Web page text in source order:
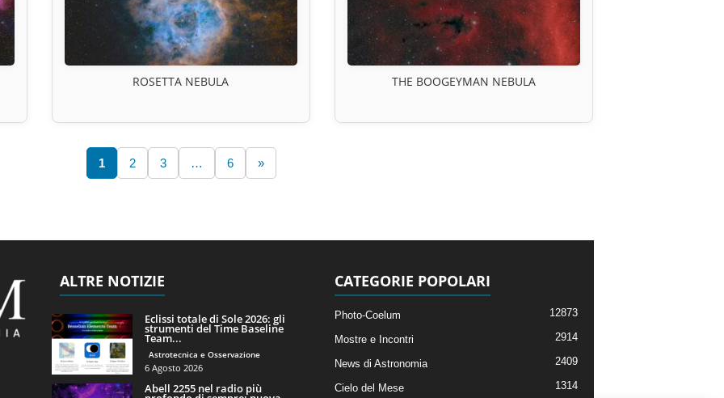
ROSETTA NEBULA THE BOOGEYMAN NEBULA
1 2 3 … 6 »
ALTRE NOTIZIE
Eclissi totale di Sole 2026: gli
strumenti del Time Baseline
Team...
Astrotecnica e Osservazione
6 Agosto 2026
Abell 2255 nel radio più
CATEGORIE POPOLARI
Photo-Coelum 12873
Mostre e Incontri 2914
News di Astronomia 2409
Cielo del Mese 1314